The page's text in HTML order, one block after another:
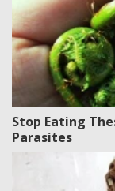
Stop Eating
Parasites